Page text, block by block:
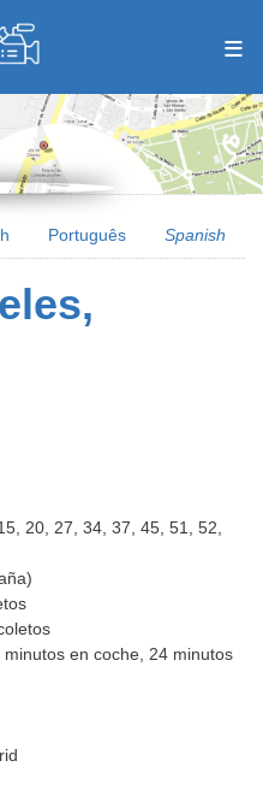
principal
Português Spanish
20, 27, 34, 37, 45, 51, 52,
minutos en coche, 24 minutos